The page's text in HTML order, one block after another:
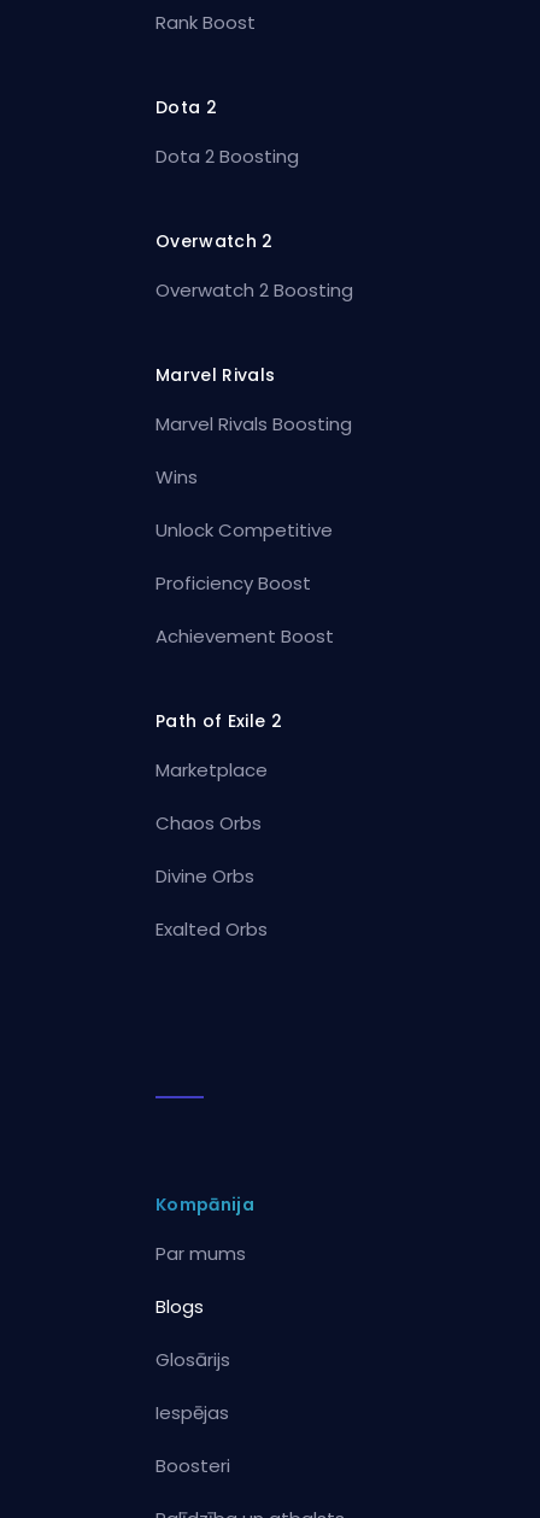
Rank Boost
Dota 2
Dota 2 Boosting
Overwatch 2
Overwatch 2 Boosting
Marvel Rivals
Marvel Rivals Boosting
Wins
Unlock Competitive
Proficiency Boost
Achievement Boost
Path of Exile 2
Marketplace
Chaos Orbs
Divine Orbs
Exalted Orbs
Kompānija
Par mums
Blogs
Glosārijs
Iespējas
Boosteri